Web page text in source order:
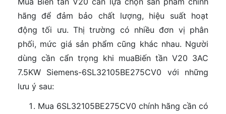
hãng để đảm bảo chất lượng, hiệu suất hoạt
động tối ưu. Thị trường có nhiều đơn vị phân
phối, mức giá sản phẩm cũng khác nhau. Người
dùng cần cẩn trọng khi muaBiến tần V20 3AC
7.5KW Siemens-6SL32105BE275CV0 với những
lưu ý sau:
Mua 6SL32105BE275CV0 chính hãng cần có